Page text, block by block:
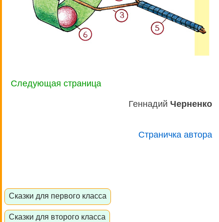
Следующая страница
Геннадий Черненко
Страничка автора
Сказки для первого класса
Сказки для второго класса